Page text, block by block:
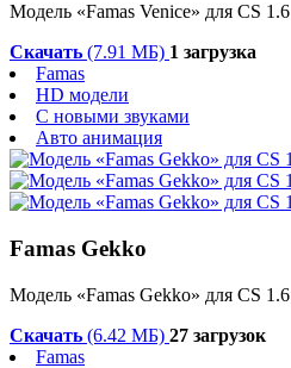
Модель «Famas Venice» для CS 1.6
Скачать (7.91 МБ) 1 загрузка
Famas
HD модели
С новыми звуками
Авто анимация
Famas Gekko
Модель «Famas Gekko» для CS 1.6
Скачать (6.42 МБ) 27 загрузок
Famas